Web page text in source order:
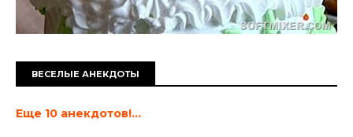
ВЕСЕЛЫЕ АНЕКДОТЫ
Еще 10 анекдотов!...